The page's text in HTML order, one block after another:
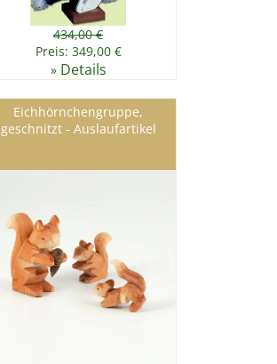
434,00 €
Preis: 349,00 €
» Details
Eichhörnchengruppe,
geschnitzt - Auslaufartikel